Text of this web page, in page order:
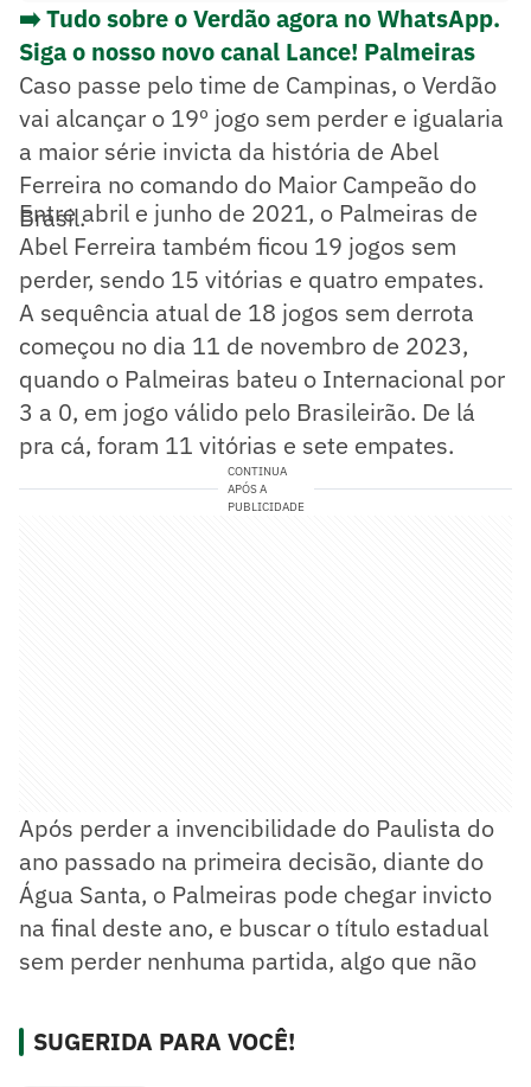
➡️ Tudo sobre o Verdão agora no WhatsApp.
Siga o nosso novo canal Lance! Palmeiras
Caso passe pelo time de Campinas, o Verdão
vai alcançar o 19º jogo sem perder e igualaria
a maior série invicta da história de Abel
Ferreira no comando do Maior Campeão do
Brasil.
Entre abril e junho de 2021, o Palmeiras de
Abel Ferreira também ficou 19 jogos sem
perder, sendo 15 vitórias e quatro empates.
A sequência atual de 18 jogos sem derrota
começou no dia 11 de novembro de 2023,
quando o Palmeiras bateu o Internacional por
3 a 0, em jogo válido pelo Brasileirão. De lá
pra cá, foram 11 vitórias e sete empates.
CONTINUA
APÓS A
PUBLICIDADE
Após perder a invencibilidade do Paulista do
ano passado na primeira decisão, diante do
Água Santa, o Palmeiras pode chegar invicto
na final deste ano, e buscar o título estadual
sem perder nenhuma partida, algo que não
SUGERIDA PARA VOCÊ!